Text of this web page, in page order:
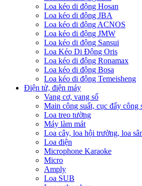
Loa kéo di động Hosan
Loa kéo di động JBA
Loa kéo di động ACNOS
Loa kéo di động JMW
Loa kéo di động Sansui
Loa Kéo Di Động Oris
Loa kéo di động Ronamax
Loa kéo di động Bosa
Loa kéo di động Temeisheng
Điện tử, điện máy
Vang cơ, vang số
Main công suất, cục đẩy công
Loa treo tường
Máy làm mát
Loa cây, loa hội trường, loa
Loa điện
Microphone Karaoke
Micro
Amply
Loa SUB